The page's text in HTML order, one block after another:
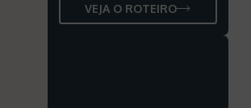
VEJA O ROTEIRO